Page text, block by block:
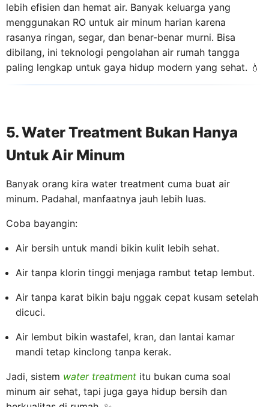
lebih efisien dan hemat air. Banyak keluarga yang
menggunakan RO untuk air minum harian karena
rasanya ringan, segar, dan benar-benar murni. Bisa
dibilang, ini teknologi pengolahan air rumah tangga
paling lengkap untuk gaya hidup modern yang sehat. 💧
5. Water Treatment Bukan Hanya
Untuk Air Minum
Banyak orang kira water treatment cuma buat air
minum. Padahal, manfaatnya jauh lebih luas.
Coba bayangin:
Air bersih untuk mandi bikin kulit lebih sehat.
Air tanpa klorin tinggi menjaga rambut tetap lembut.
Air tanpa karat bikin baju nggak cepat kusam setelah
dicuci.
Air lembut bikin wastafel, kran, dan lantai kamar
mandi tetap kinclong tanpa kerak.
Jadi, sistem water treatment itu bukan cuma soal
minum air sehat, tapi juga gaya hidup bersih dan